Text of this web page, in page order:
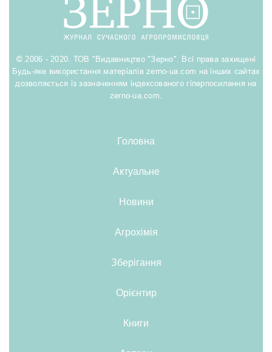
© 2006 - 2020. ТОВ "Видавництво "Зерно". Всі права захищені
Будь-яке використання матеріалів zerno-ua.com на інших сайтах
дозволяється із зазначенням індексованого гіперпосилання на
zerno-ua.com.
Головна
Актуальне
Новини
Агрохімія
Зберігання
Орієнтир
Книги